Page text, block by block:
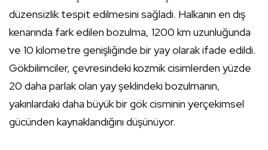
düzensizlik tespit edilmesini sağladı. Halkanın en dış
kenarında fark edilen bozulma, 1200 km uzunluğunda
ve 10 kilometre genişliğinde bir yay olarak ifade edildi.
Gökbilimciler, çevresindeki kozmik cisimlerden yüzde
20 daha parlak olan yay şeklindeki bozulmanın,
yakınlardaki daha büyük bir gök cisminin yerçekimsel
gücünden kaynaklandığını düşünüyor.